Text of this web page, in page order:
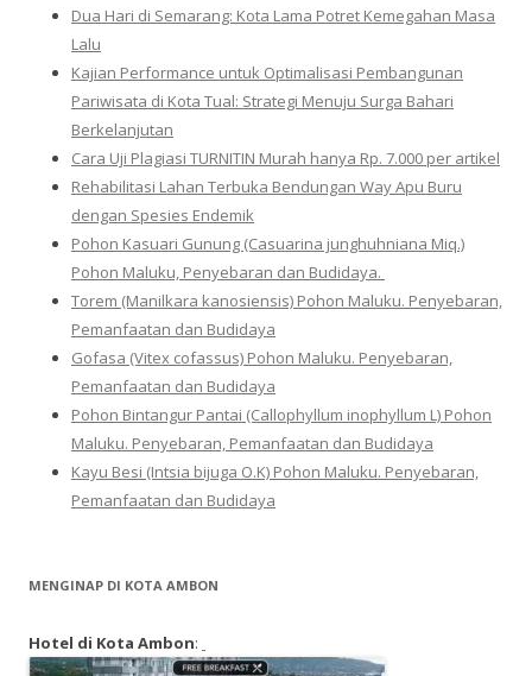
Dua Hari di Semarang: Kota Lama Potret Kemegahan Masa
Lalu
Kajian Performance untuk Optimalisasi Pembangunan
Pariwisata di Kota Tual: Strategi Menuju Surga Bahari
Berkelanjutan
Cara Uji Plagiasi TURNITIN Murah hanya Rp. 7.000 per artikel
Rehabilitasi Lahan Terbuka Bendungan Way Apu Buru
dengan Spesies Endemik
Pohon Kasuari Gunung (Casuarina junghuhniana Miq.)
Pohon Maluku, Penyebaran dan Budidaya.
Torem (Manilkara kanosiensis) Pohon Maluku. Penyebaran,
Pemanfaatan dan Budidaya
Gofasa (Vitex cofassus) Pohon Maluku. Penyebaran,
Pemanfaatan dan Budidaya
Pohon Bintangur Pantai (Callophyllum inophyllum L) Pohon
Maluku. Penyebaran, Pemanfaatan dan Budidaya
Kayu Besi (Intsia bijuga O.K) Pohon Maluku. Penyebaran,
Pemanfaatan dan Budidaya
MENGINAP DI KOTA AMBON
Hotel di Kota Ambon: